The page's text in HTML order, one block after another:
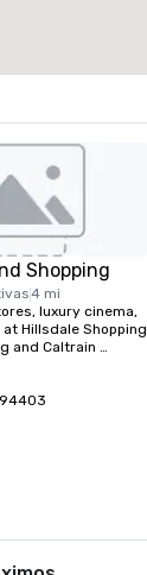
Shopping
4 mi
luxury cinema,
Hillsdale Shopping
and Caltrain
favorite
94403